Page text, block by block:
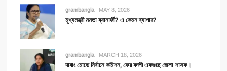
grambangla MAY 8, 2026
মুখ্যমন্ত্রী মমতা ব্যানার্জী? এ কেমন ব্যাপার?
grambangla MARCH 18, 2026
দাবাং মোডে নির্বাচন কমিশন, ফের বদলী একগুচ্ছ জেলা শাসক।